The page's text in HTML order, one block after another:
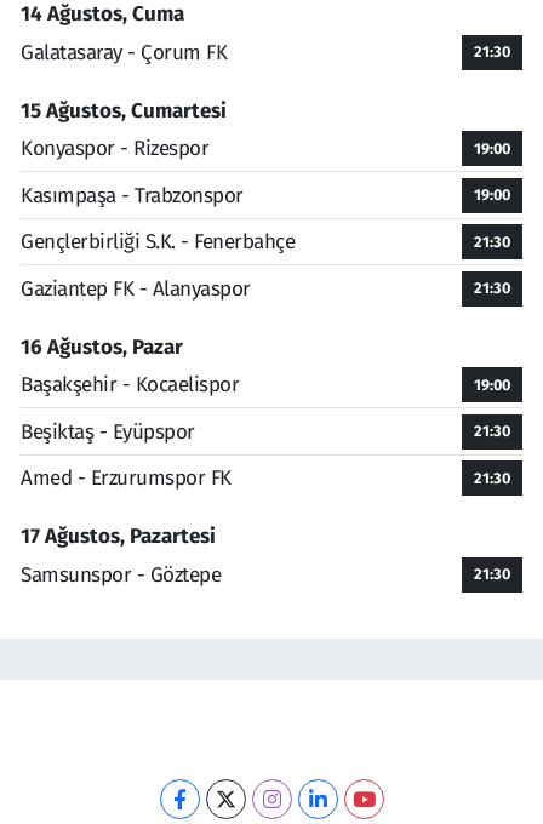
14 Ağustos, Cuma
Galatasaray - Çorum FK
21:30
15 Ağustos, Cumartesi
Konyaspor - Rizespor
19:00
Kasımpaşa - Trabzonspor 19:00
Gençlerbirliği S.K. - Fenerbahçe 21:30
Gaziantep FK - Alanyaspor 21:30
16 Ağustos, Pazar
Başakşehir - Kocaelispor
19:00
Beşiktaş - Eyüpspor 21:30
Amed - Erzurumspor FK 21:30
17 Ağustos, Pazartesi
Samsunspor - Göztepe
21:30